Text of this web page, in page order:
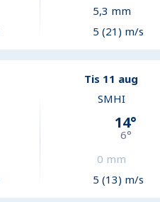
5,3 mm
5 (21) m/s
Tis 11 aug
SMHI
14°
6°
0 mm
5 (13) m/s